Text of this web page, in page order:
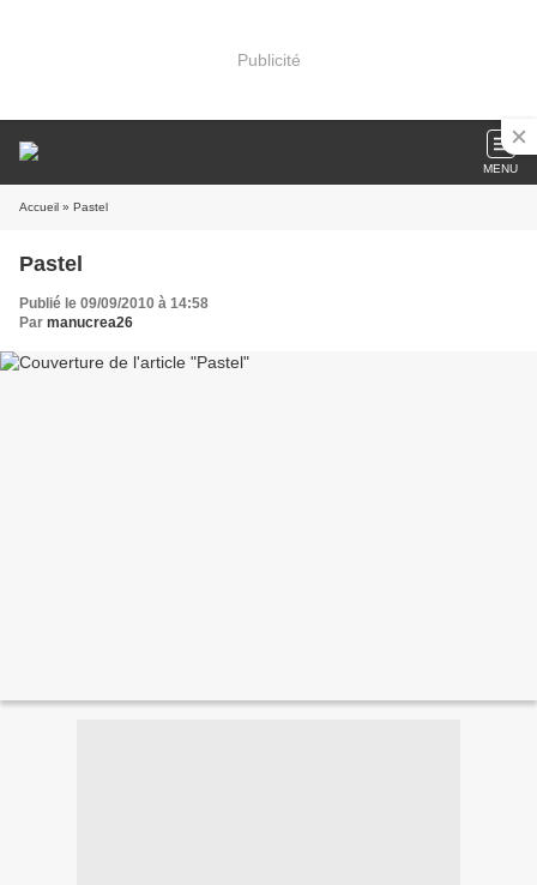
Publicité
MENU
Accueil » Pastel
Pastel
Publié le 09/09/2010 à 14:58
Par manucrea26